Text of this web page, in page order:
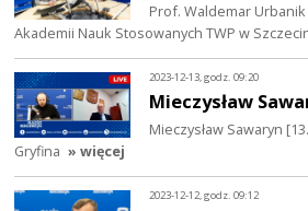
Prof. Waldemar
Akademii Nauk Stosowanych TWP w
2023-12-13, godz. 09:20
Mieczysław
Mieczysław Sawaryn
Gryfina » więcej
2023-12-12, godz. 09:12